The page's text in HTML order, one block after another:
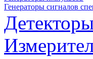
Генераторы сигналов